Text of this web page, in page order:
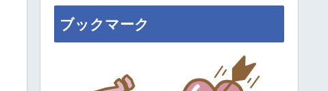
ブックマーク